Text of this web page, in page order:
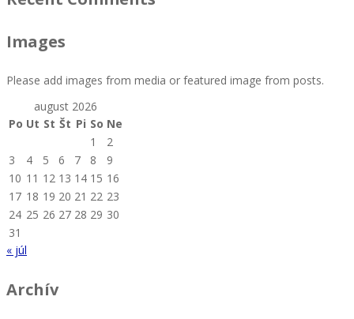
Images
Please add images from media or featured image from posts.
august 2026
Po Ut St Št Pi So Ne
1
2
3
4 5 6 7 8
9
10 11 12 13 14 15 16
17 18 19 20 21 22 23
24 25 26 27 28 29 30
31
« júl
Archív